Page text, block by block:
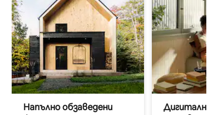
Напълно обзаведени
Дигитални